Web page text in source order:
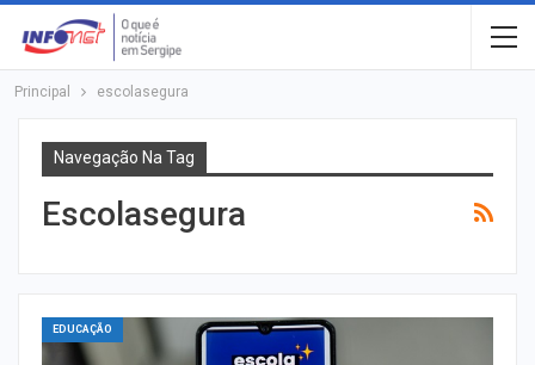
Principal escolasegura
Navegação Na Tag
Escolasegura
EDUCAÇÃO